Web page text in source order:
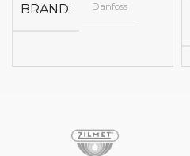
BRAND Danfoss